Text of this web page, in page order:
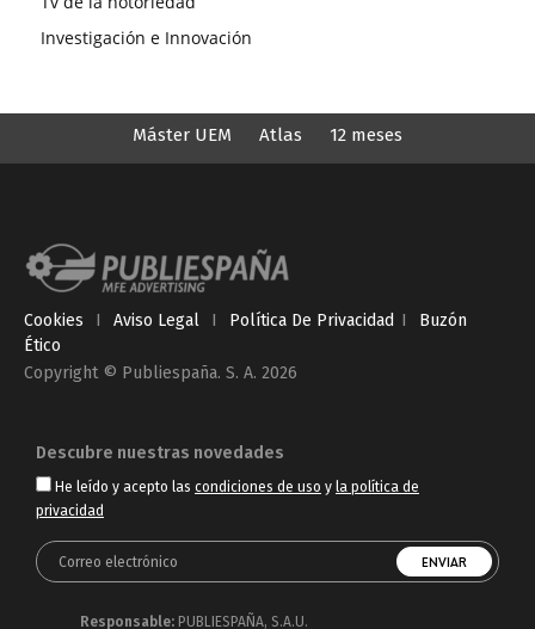
Investigación e Innovación
Máster UEM Atlas 12 meses
Cookies I Aviso Legal I Política De Privacidad I
Buzón
Ético
Copyright © Publiespaña. S. A. 2026
Descubre nuestras novedades
He leído y acepto las condiciones de uso y la política de
privacidad
Responsable: PUBLIESPAÑA, S.A.U.